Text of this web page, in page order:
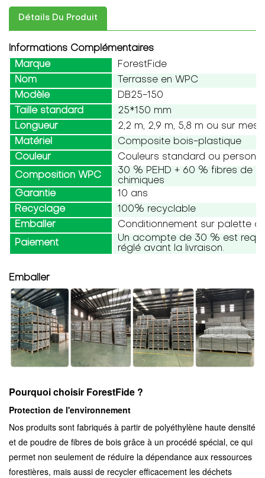
Détails Du Produit
Informations Complémentaires
Marque
ForestFide
Nom
Terrasse en WPC
Modèle
DB25-150
Taille standard
25*150 mm
Longueur
2,2 m, 2,9 m, 5,8 m ou sur
Matériel
Composite bois-plastique
Couleur
Couleurs standard ou
Composition WPC
30 % PEHD + 60 % fibres de
chimiques
Garantie
10 ans
Recyclage
100% recyclable
Emballer
Conditionnement sur palette
Paiement
Un acompte de 30 % est
réglé avant la livraison.
Emballer
Pourquoi choisir ForestFide ?
Protection de l'environnement
Nos produits sont fabriqués à partir de polyéthylène haute densité
et de poudre de fibres de bois grâce à un procédé spécial, ce qui
permet non seulement de réduire la dépendance aux ressources
forestières, mais aussi de recycler efficacement les déchets